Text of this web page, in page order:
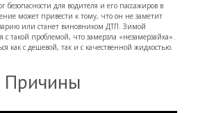
безопасности для водителя и его пассажиров в
может привести к тому, что он не заметит
или станет виновником ДТП. Зимой
с такой проблемой, что замерзла «незамерзайка».
как с дешевой, так и с качественной жидкостью.
Причины